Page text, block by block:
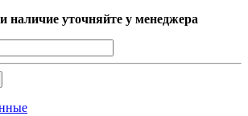
наличие уточняйте у менеджера